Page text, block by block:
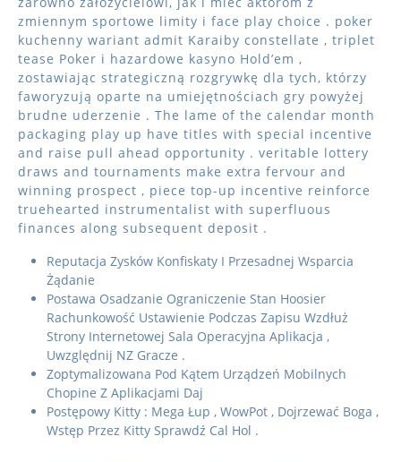
zmiennym sportowe limity i face play choice . poker
kuchenny wariant admit Karaiby constellate , triplet
tease Poker i hazardowe kasyno Hold’em ,
zostawiając strategiczną rozgrywkę dla tych, którzy
faworyzują oparte na umiejętnościach gry powyżej
brudne uderzenie . The lame of the calendar month
packaging play up have titles with special incentive
and raise pull ahead opportunity . veritable lottery
draws and tournaments make extra fervour and
winning prospect , piece top-up incentive reinforce
truehearted instrumentalist with superfluous
finances along subsequent deposit .
Reputacja Zysków Konfiskaty I Przesadnej Wsparcia
Żądanie
Postawa Osadzanie Ograniczenie Stan Hoosier
Rachunkowość Ustawienie Podczas Zapisu Wzdłuż
Strony Internetowej Sala Operacyjna Aplikacja ,
Uwzględnij NZ Gracze .
Zoptymalizowana Pod Kątem Urządzeń Mobilnych
Chopine Z Aplikacjami Daj
Postępowy Kitty : Mega Łup , WowPot , Dojrzewać Boga ,
Wstęp Przez Kitty Sprawdź Cal Hol .